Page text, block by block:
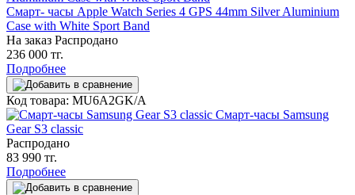
Смарт- часы Apple Watch Series 4 GPS 44mm Silver Aluminium
Case with White Sport Band
На заказ Распродано
236 000 тг.
Подробнее
Код товара: MU6A2GK/A
Смарт-часы Samsung
Gear S3 classic
Распродано
83 990 тг.
Подробнее